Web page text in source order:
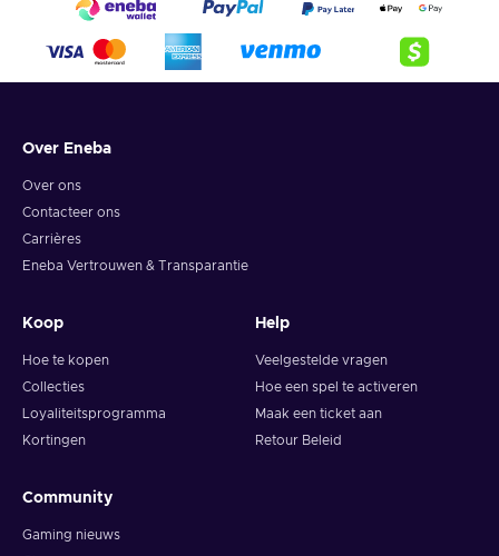
Over Eneba
Over ons
Contacteer ons
Carrières
Eneba Vertrouwen & Transparantie
Koop
Hoe te kopen
Collecties
Loyaliteitsprogramma
Kortingen
Help
Veelgestelde vragen
Hoe een spel te activeren
Maak een ticket aan
Retour Beleid
Community
Gaming nieuws